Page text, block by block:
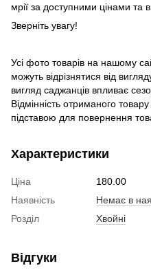
мрії за доступними цінами та
Зверніть увагу!
Усі фото товарів на нашому
можуть відрізнятися від
вигляд саджанців впливає
Відмінність отриманого
підставою для повернення
Характеристики
Ціна
180.00
Наявність
Немає в
Розділ
Хвойні
Відгуки